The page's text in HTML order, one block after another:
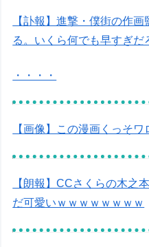
【訃報】進撃・僕街の作
る。いくら何でも早すぎだ
・・・・
【画像】この漫画くっそワ
【朗報】CCさくらの木之
だ可愛いｗｗｗｗｗｗｗｗ